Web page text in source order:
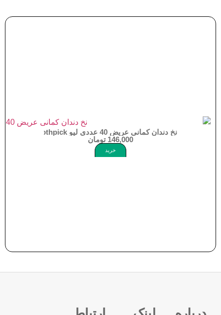
نخ دندان کمانی عریض 40 عددی لیو Lio Dental floss Toothpick
146,000 تومان
خرید